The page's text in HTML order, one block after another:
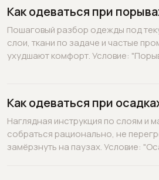
Как одеваться при
Пошаговый разбор одежды под
слои, ткани по задаче и частые
ухудшают комфорт. Условие:
Как одеваться при
Наглядная инструкция по слоям и
собраться рационально, не
замёрзнуть на паузах. Условие: